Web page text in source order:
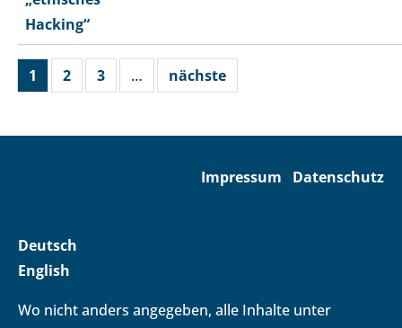
Hacking“
1 2 3 … nächste
Impressum Datenschutz
Deutsch
English
Wo nicht anders angegeben, alle Inhalte unter